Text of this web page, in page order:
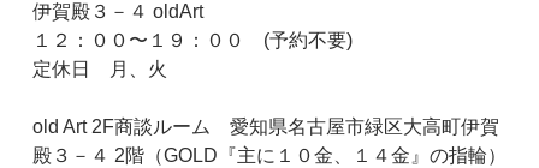
伊賀殿３－４ oldArt
１２：００〜１９：００ (予約不要)
定休日 月、火
old Art 2F商談ルーム 愛知県名古屋市緑区大高町伊賀
殿３－４ 2階（GOLD『主に１０金、１４金』の指輪）